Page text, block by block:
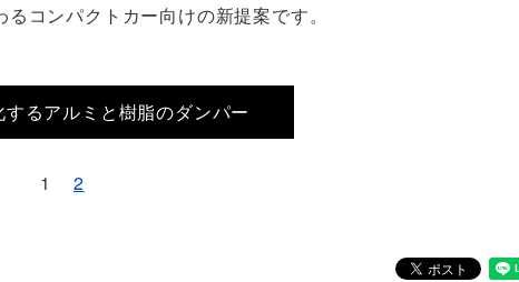
コンパクトカー向けの新提案です。
るアルミと樹脂のダンパー
1 2